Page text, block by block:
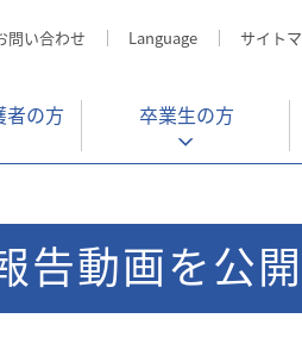
問い合わせ Language サイト
者の方 卒業生の方
告動画を公開